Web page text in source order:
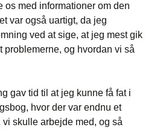
med informationer om den
var også uartigt, da jeg
ved at sige, at jeg mest gik
problemerne, og hvordan vi så
gav tid til at jeg kunne få fat i
hvor der var endnu et
vi skulle arbejde med, og så